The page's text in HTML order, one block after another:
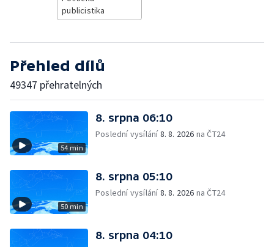
publicistika
Přehled dílů
49347 přehratelných
54 min
8. srpna 06:10
Poslední vysílání8. 8. 2026 na ČT24
50 min
8. srpna 05:10
Poslední vysílání8. 8. 2026 na ČT24
8. srpna 04:10